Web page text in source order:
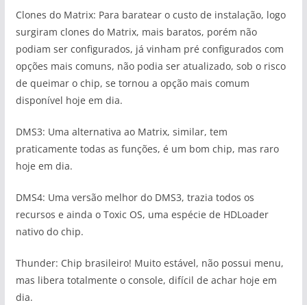
Clones do Matrix: Para baratear o custo de instalação, logo
surgiram clones do Matrix, mais baratos, porém não
podiam ser configurados, já vinham pré configurados com
opções mais comuns, não podia ser atualizado, sob o risco
de queimar o chip, se tornou a opção mais comum
disponível hoje em dia.
DMS3: Uma alternativa ao Matrix, similar, tem
praticamente todas as funções, é um bom chip, mas raro
hoje em dia.
DMS4: Uma versão melhor do DMS3, trazia todos os
recursos e ainda o Toxic OS, uma espécie de HDLoader
nativo do chip.
Thunder: Chip brasileiro! Muito estável, não possui menu,
mas libera totalmente o console, difícil de achar hoje em
dia.